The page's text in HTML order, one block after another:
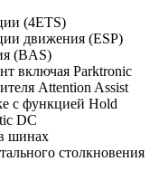
(4ETS)
движения (ESP)
(BAS)
включая Parktronic
Attention Assist
с функцией Hold
DC
шинах
столкновения